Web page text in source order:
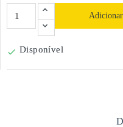
 Disponível